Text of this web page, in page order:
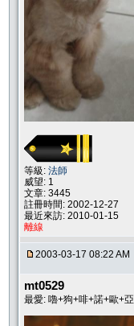
等級: 法師
威望: 1
文章: 3445
註冊時間: 2002-12-27
最近來訪: 2010-01-15
離線
2003-03-17 08:22 AM
mt0529
最愛: 嚕+狗+啡+諾+歐+亞